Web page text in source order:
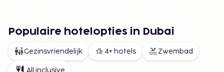
Populaire hotelopties in Dubai
Gezinsvriendelijk 4+ hotels Zwembad